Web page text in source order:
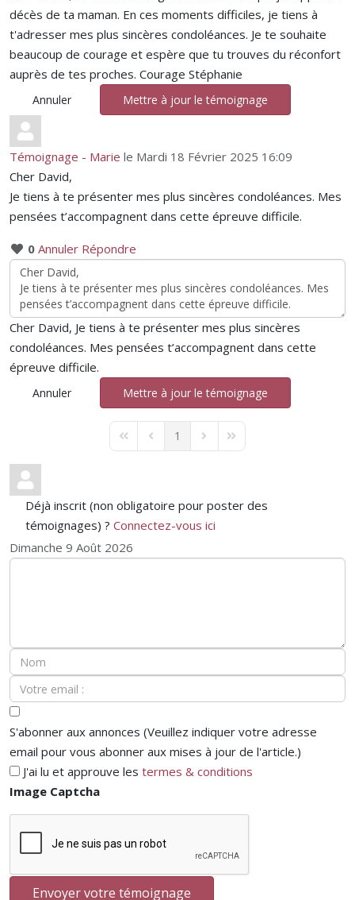
décès de ta maman. En ces moments difficiles, je tiens à
t'adresser mes plus sincères condoléances. Je te souhaite
beaucoup de courage et espère que tu trouves du réconfort
auprès de tes proches. Courage Stéphanie
Annuler Mettre à jour le témoignage
Témoignage - Marie le Mardi 18 Février 2025 16:09
Cher David,
Je tiens à te présenter mes plus sincères condoléances. Mes
pensées t’accompagnent dans cette épreuve difficile.
0 Annuler Répondre
Cher David, Je tiens à te présenter mes plus sincères
condoléances. Mes pensées t’accompagnent dans cette
épreuve difficile.
Annuler Mettre à jour le témoignage
First PagePrevious Page
1 Next PageLast Page
Déjà inscrit (non obligatoire pour poster des
témoignages) ? Connectez-vous ici
Dimanche 9 Août 2026
S'abonner aux annonces (Veuillez indiquer votre adresse
email pour vous abonner aux mises à jour de l'article.)
J'ai lu et approuve les termes & conditions
Image Captcha
Envoyer votre témoignage